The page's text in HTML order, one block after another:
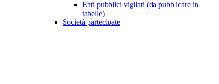
Enti pubblici vigilati (da pubblicare in
tabelle)
Società partecipate